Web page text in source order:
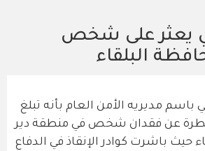
يعثر على شخص
البلقاء
باسم مديريه الأمن العام بأنه تبلغ
عن فقدان شخص في منطقة دير
حيث باشرت كوادر الإنقاذ في الدفاع